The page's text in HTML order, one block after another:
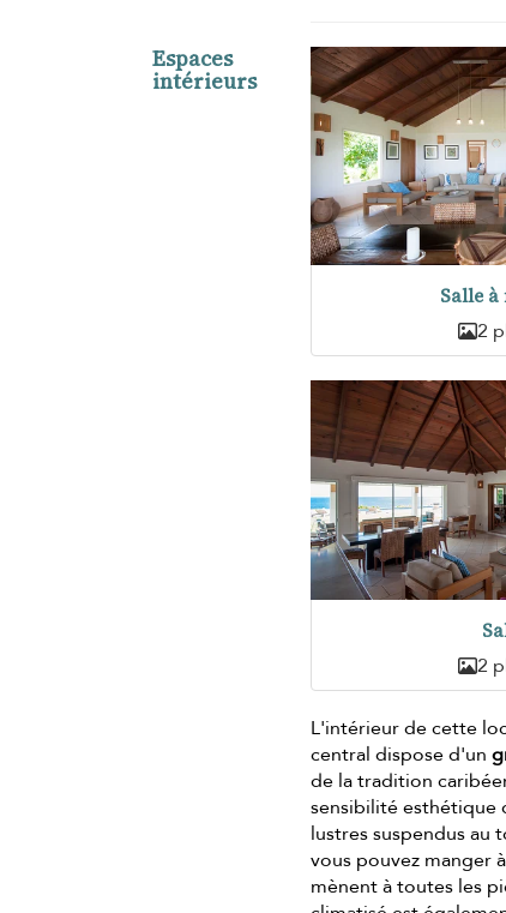
Espaces
intérieurs
Salle
2
2
L'intérieur de cette
central dispose d'un
de la tradition
sensibilité esthétique
lustres suspendus au
vous pouvez manger
mènent à toutes les